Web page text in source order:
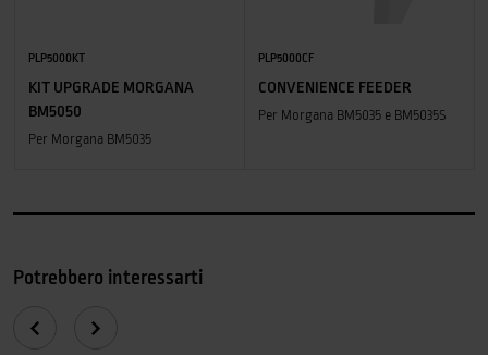
PLP5000KT
KIT UPGRADE MORGANA
BM5050
Per Morgana BM5035
PLP5000CF
CONVENIENCE FEEDER
Per Morgana BM5035 e BM5035S
Potrebbero interessarti